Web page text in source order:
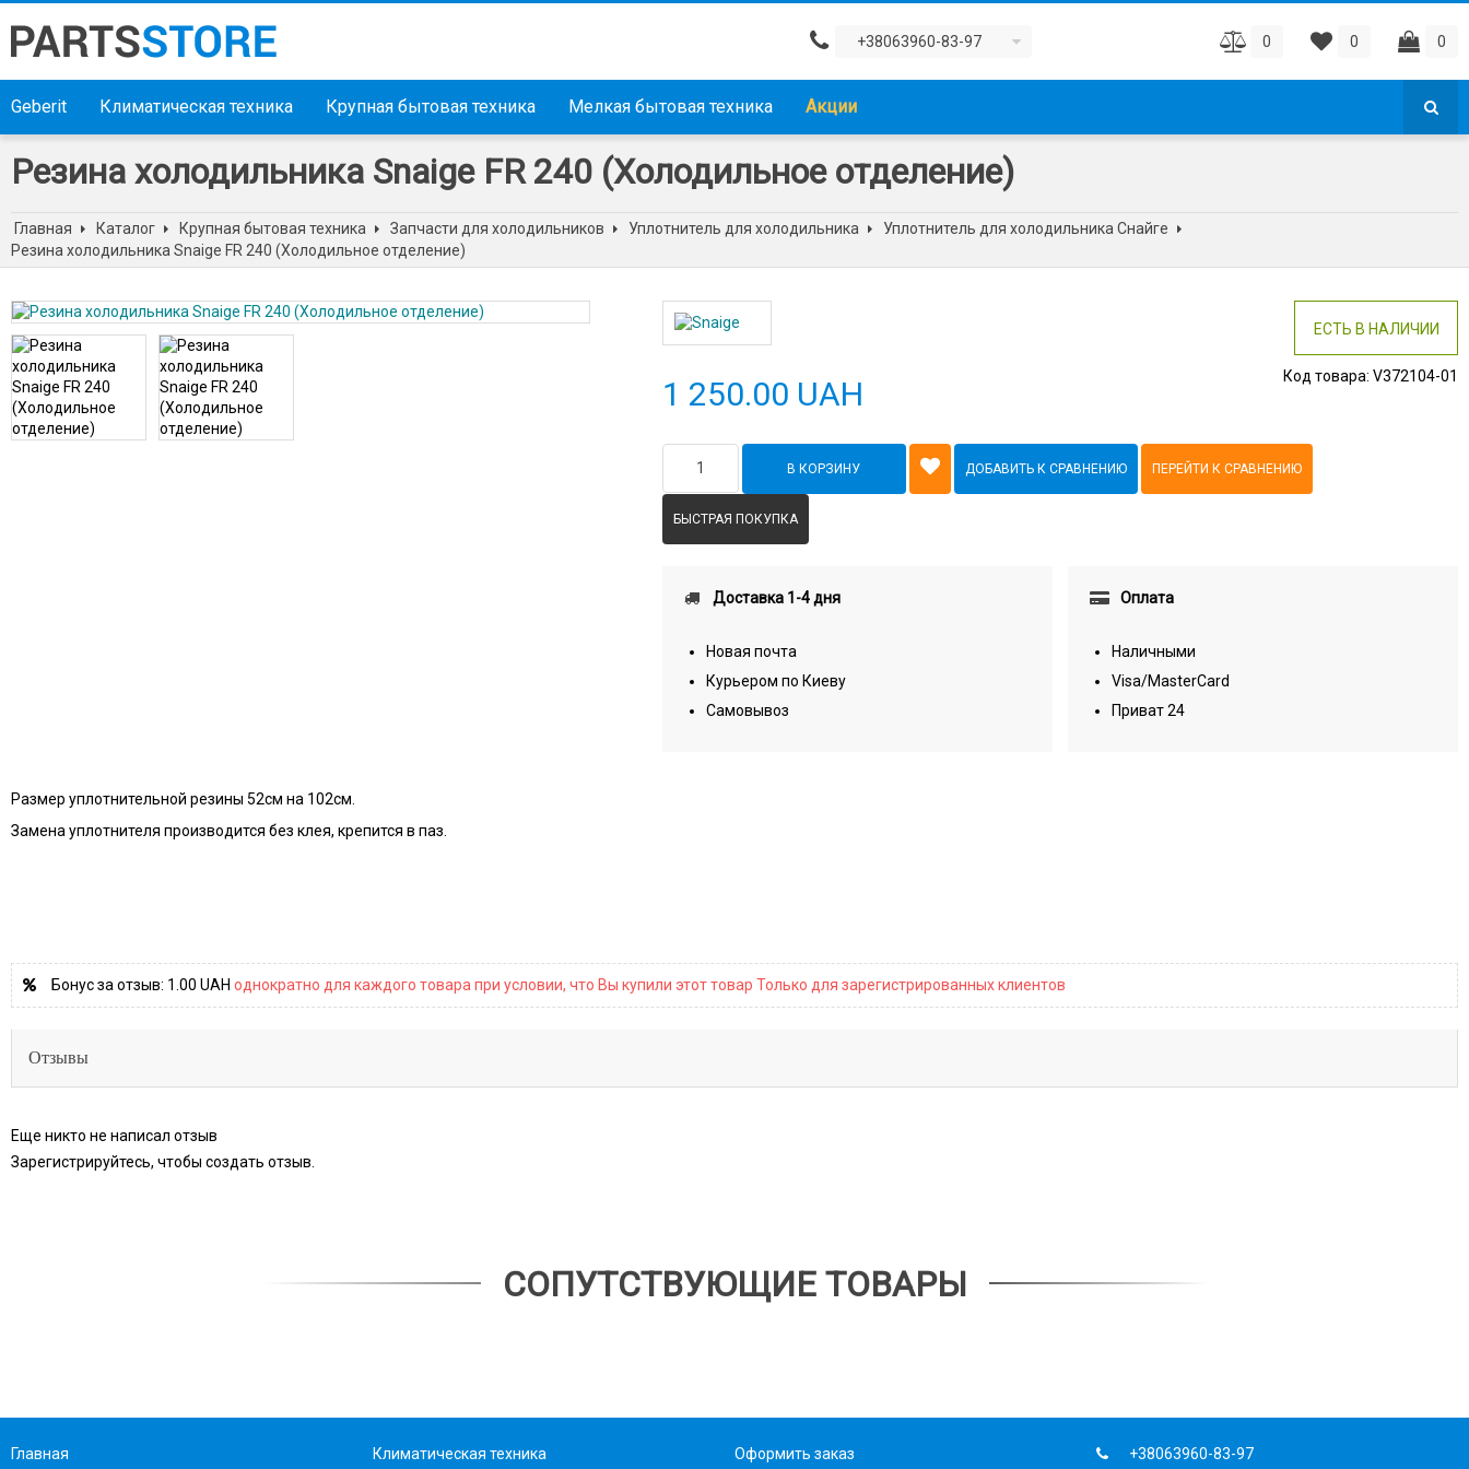
+38063960-83-97 0 0 0
Geberit Климатическая техника Крупная бытовая техника Мелкая бытовая техника Акции
Резина холодильника Snaige FR 240 (Холодильное отделение)
Главная Каталог Крупная бытовая техника Запчасти для холодильников Уплотнитель для холодильника
Уплотнитель для холодильника Снайге
Резина холодильника Snaige FR 240 (Холодильное отделение)
ЕСТЬ В НАЛИЧИИ
Код товара: V372104-01
1 250.00 UAH
В КОРЗИНУ
БЫСТРАЯ ПОКУПКА
Доставка 1-4 дня
Новая почта
Курьером по Киеву
Самовывоз
Оплата
Наличными
Visa/MasterCard
Приват 24
Размер уплотнительной резины 52см на 102см.
Замена уплотнителя производится без клея, крепится в паз.
Бонус за отзыв: 1.00 UAH однократно для каждого товара при условии, что Вы купили этот товар Только для зарегистрированных клиентов
Отзывы
Еще никто не написал отзыв
Зарегистрируйтесь, чтобы создать отзыв.
СОПУТСТВУЮЩИЕ ТОВАРЫ
Главная Климатическая техника Оформить заказ +38063960-83-97